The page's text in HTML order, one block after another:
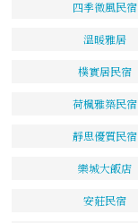
四季微風民宿
溫暖雅居
樸實居民宿
荷楓雅築民宿
靜思優質民宿
樂城大飯店
安莊民宿